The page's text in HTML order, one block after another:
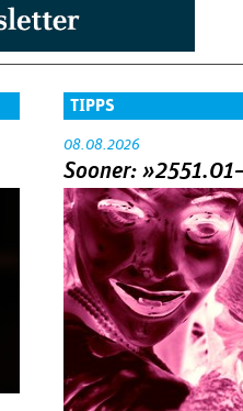
TIPPS
08.08.2026
Sooner: